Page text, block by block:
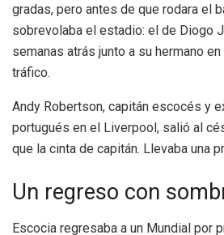
gradas, pero antes de que rodara el
sobrevolaba el estadio: el de Diogo
semanas atrás junto a su hermano
tráfico.
Andy Robertson, capitán escocés y
portugués en el Liverpool, salió al
que la cinta de capitán. Llevaba una
Un regreso con
Escocia regresaba a un Mundial por